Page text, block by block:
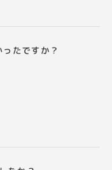
たですか？